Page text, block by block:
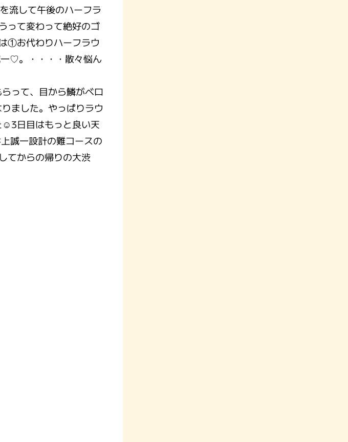
流して午後のハーフラ
って変わって絶好のゴ
①お代わりハーフラウ
♡。・・・・散々悩ん
って、目から鱗がベロ
ました。やっぱりラウ
☺️3日目はもっと良い天
誠一設計の難コースの
てからの帰りの大渋